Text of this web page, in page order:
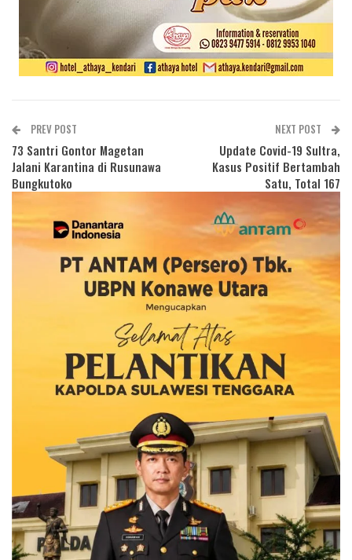
PREV POST
73 Santri Gontor Magetan
Jalani Karantina di Rusunawa
Bungkutoko
NEXT POST
Update Covid-19 Sultra,
Kasus Positif Bertambah
Satu, Total 167